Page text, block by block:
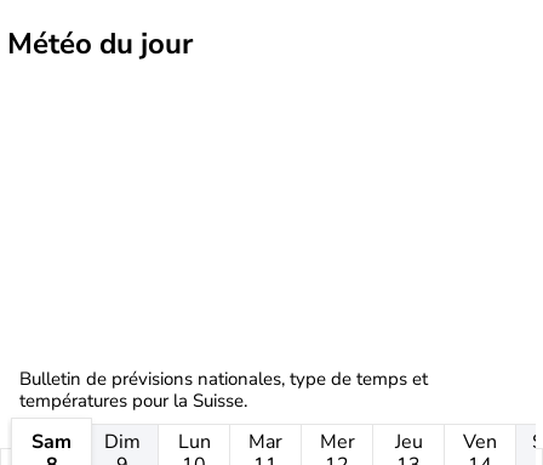
Météo du jour
Bulletin de prévisions nationales, type de temps et
températures pour la Suisse.
Sam
Dim
Lun
Mar
Mer
Jeu
Ven